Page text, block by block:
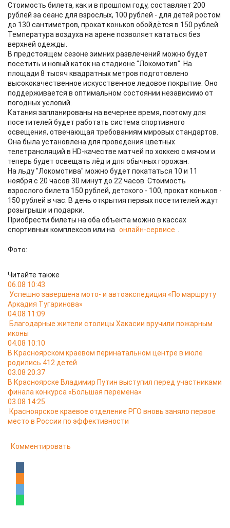
Стоимость билета, как и в прошлом году, составляет 200
рублей за сеанс для взрослых, 100 рублей - для детей ростом
до 130 сантиметров, прокат коньков обойдётся в 150 рублей.
Температура воздуха на арене позволяет кататься без
верхней одежды.
В предстоящем сезоне зимних развлечений можно будет
посетить и новый каток на стадионе "Локомотив". На
площади 8 тысяч квадратных метров подготовлено
высококачественное искусственное ледовое покрытие. Оно
поддерживается в оптимальном состоянии независимо от
погодных условий.
Катания запланированы на вечернее время, поэтому для
посетителей будет работать система спортивного
освещения, отвечающая требованиям мировых стандартов.
Она была установлена для проведения цветных
телетрансляций в HD-качестве матчей по хоккею с мячом и
теперь будет освещать лёд и для обычных горожан.
На льду "Локомотива" можно будет покататься 10 и 11
ноября с 20 часов 30 минут до 22 часов. Стоимость
взрослого билета 150 рублей, детского - 100, прокат коньков -
150 рублей в час. В день открытия первых посетителей ждут
розыгрыши и подарки.
Приобрести билеты на оба объекта можно в кассах
спортивных комплексов или на онлайн-сервисе
Фото:
Читайте также
06.08 10:43
Успешно завершена мото- и автоэкспедиция «По маршруту
Аркадия Тугаринова»
04.08 11:09
Благодарные жители столицы Хакасии вручили пожарным
иконы
04.08 10:10
В Красноярском краевом перинатальном центре в июле
родились 412 детей
03.08 20:37
В Красноярске Владимир Путин выступил перед участниками
финала конкурса «Большая перемена»
03.08 14:25
Красноярское краевое отделение РГО вновь заняло первое
место в России по эффективности
Комментировать